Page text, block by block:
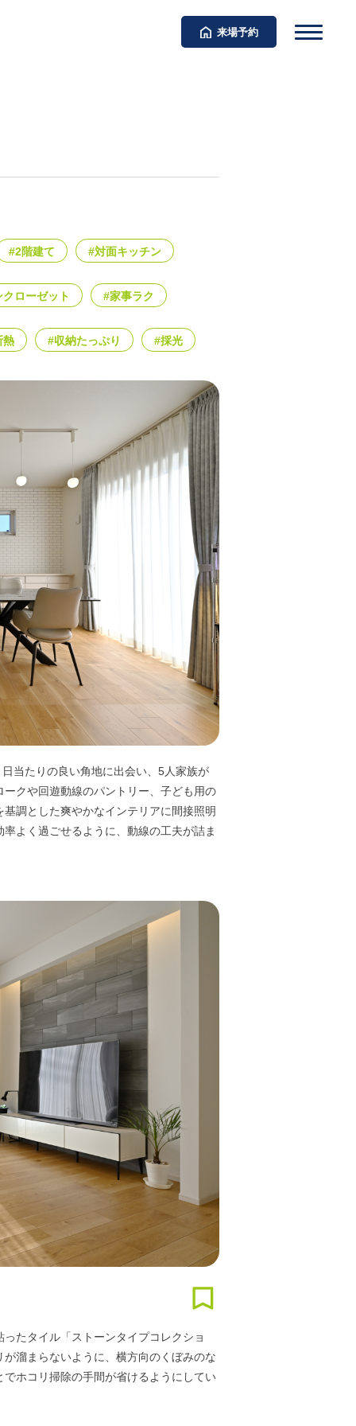
来場予約
#2階建て #対面キッチン
ローゼット #家事ラク
熱 #収納たっぷり #採光
当たりの良い角地に出会い、5人家族が
クや回遊動線のパントリー、子ども用の
調とした爽やかなインテリアに間接照明
よく過ごせるように、動線の工夫が詰ま
たタイル「ストーンタイプコレクショ
溜まらないように、横方向のくぼみのな
ホコリ掃除の手間が省けるようにしてい